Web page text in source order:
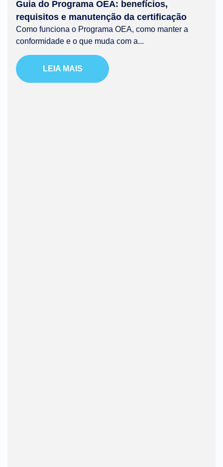
Guia do Programa OEA: benefícios,
requisitos e manutenção da certificação
Como funciona o Programa OEA, como manter a
conformidade e o que muda com a...
LEIA MAIS